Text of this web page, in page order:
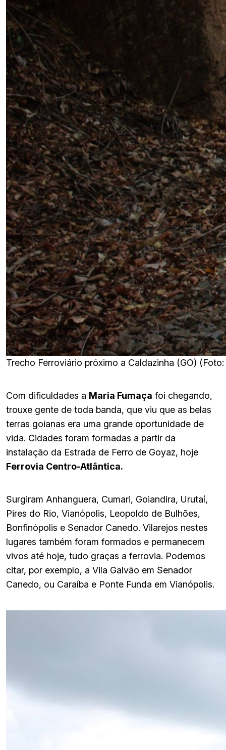
Trecho Ferroviário próximo a Caldazinha (GO)
Com dificuldades a Maria Fumaça foi chegando,
trouxe gente de toda banda, que viu que as belas
terras goianas era uma grande oportunidade de
vida. Cidades foram formadas a partir da
instalação da Estrada de Ferro de Goyaz, hoje
Ferrovia Centro-Atlântica.
Surgiram Anhanguera, Cumari, Goiandira, Urutaí,
Pires do Rio, Vianópolis, Leopoldo de Bulhões,
Bonfinópolis e Senador Canedo. Vilarejos nestes
lugares também foram formados e permanecem
vivos até hoje, tudo graças a ferrovia. Podemos
citar, por exemplo, a Vila Galvão em Senador
Canedo, ou Caraíba e Ponte Funda em Vianópolis.